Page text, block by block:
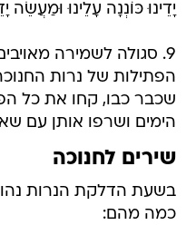
יָדֵינוּ כּוֹנְנָה עָלֵינוּ וּמַעֲשֵׂה
9. סגולה לשמירה
הפתילות של נרות
שכבר כבו, קחו את כל
הימים ושרפו אותן עם
שירים לחנוכה
בשעת הדלקת הנרות
כמה מהם: